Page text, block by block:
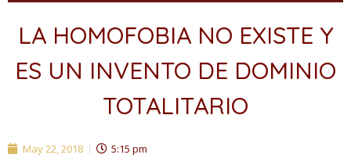
LA HOMOFOBIA NO EXISTE Y
ES UN INVENTO DE DOMINIO
TOTALITARIO
May 22, 2018 5:15 pm